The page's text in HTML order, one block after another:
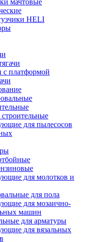
мачтовые
HELI
с платформой
для пылесосов
для молотков и
для пола
для мозаично-
машин
для арматуры
для вязальных